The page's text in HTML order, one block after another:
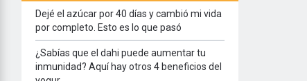
Dejé el azúcar por 40 días y cambió mi vida
por completo. Esto es lo que pasó
¿Sabías que el dahi puede aumentar tu
inmunidad? Aquí hay otros 4 beneficios del